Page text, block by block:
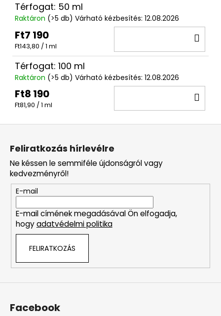
Térfogat: 50 ml
Raktáron (>5 db) Várható kézbesítés: 12.08.2026
Ft7 190
Egységár:
Ft143,80 / 1 ml
Térfogat: 100 ml
Raktáron (>5 db) Várható kézbesítés: 12.08.2026
Ft8 190
Egységár:
Ft81,90 / 1 ml
Feliratkozás hírlevélre
Ne késsen le semmiféle újdonságról vagy
kedvezményről!
E-mail
E-mail címének megadásával Ön elfogadja,
hogyadatvédelmi politika
FELIRATKOZÁS
Facebook